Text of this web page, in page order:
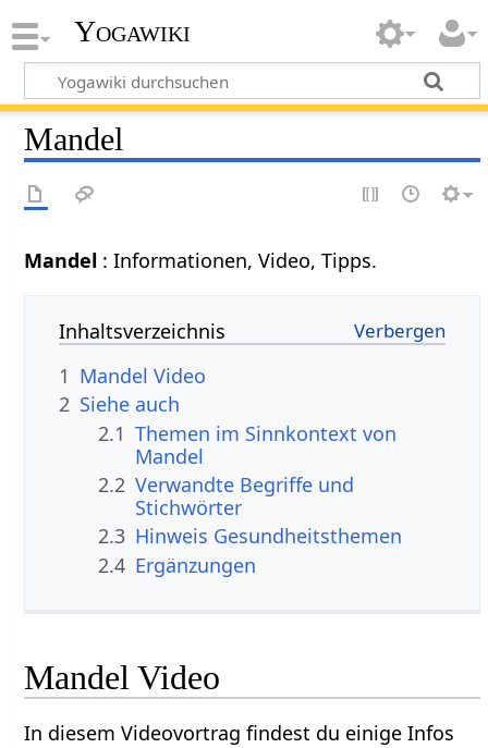
Yogawiki
Mandel
Mandel : Informationen, Video, Tipps.
Inhaltsverzeichnis
1 Mandel Video
2 Siehe auch
2.1 Themen im Sinnkontext von
Mandel
2.2 Verwandte Begriffe und
Stichwörter
2.3 Hinweis Gesundheitsthemen
2.4 Ergänzungen
Mandel Video
In diesem Videovortrag findest du einige Infos